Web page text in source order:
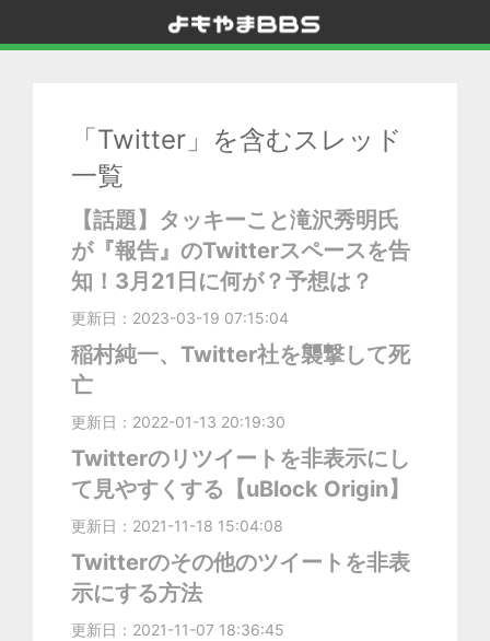
「Twitter」を含むスレッド
一覧
【話題】タッキーこと滝沢秀明氏
が『報告』のTwitterスペースを告
知！3月21日に何が？予想は？
更新日：2023-03-19 07:15:04
稲村純一、Twitter社を襲撃して死
亡
更新日：2022-01-13 20:19:30
Twitterのリツイートを非表示にし
て見やすくする【uBlock Origin】
更新日：2021-11-18 15:04:08
Twitterのその他のツイートを非表
示にする方法
更新日：2021-11-07 18:36:45